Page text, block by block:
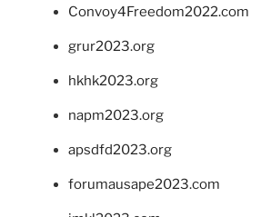
Convoy4Freedom2022.com
grur2023.org
hkhk2023.org
napm2023.org
apsdfd2023.org
forumausape2023.com